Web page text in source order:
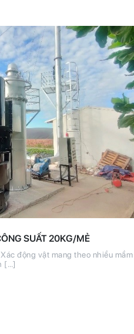
SUẤT 20KG/MẺ
động vật mang theo nhiều mầm
[…]